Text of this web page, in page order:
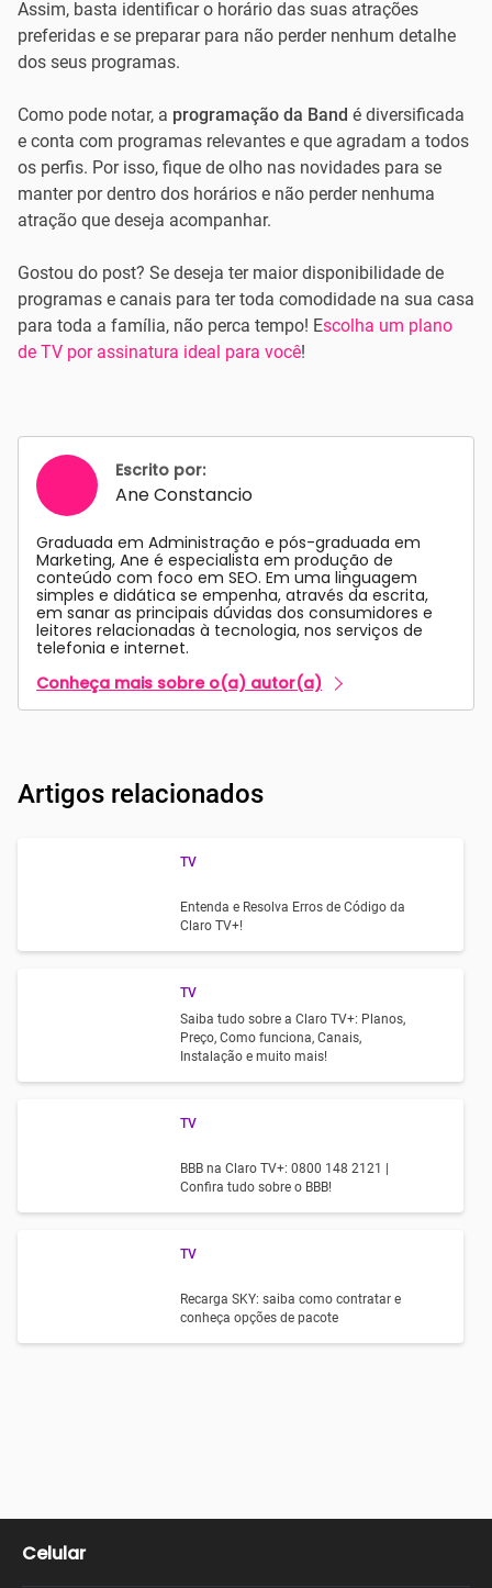
Assim, basta identificar o horário das suas atrações
preferidas e se preparar para não perder nenhum detalhe
dos seus programas.
Como pode notar, a programação da Band é diversificada
e conta com programas relevantes e que agradam a todos
os perfis. Por isso, fique de olho nas novidades para se
manter por dentro dos horários e não perder nenhuma
atração que deseja acompanhar.
Gostou do post? Se deseja ter maior disponibilidade de
programas e canais para ter toda comodidade na sua casa
para toda a família, não perca tempo! Escolha um plano
de TV por assinatura ideal para você!
Escrito por:
Ane Constancio
Graduada em Administração e pós-graduada em
Marketing, Ane é especialista em produção de
conteúdo com foco em SEO. Em uma linguagem
simples e didática se empenha, através da escrita,
em sanar as principais dúvidas dos consumidores e
leitores relacionadas à tecnologia, nos serviços de
telefonia e internet.
Conheça mais sobre o(a) autor(a)
Artigos relacionados
TV
Entenda e Resolva Erros de Código da
Claro TV+!
TV
Saiba tudo sobre a Claro TV+: Planos,
Preço, Como funciona, Canais,
Instalação e muito mais!
TV
BBB na Claro TV+: 0800 148 2121 |
Confira tudo sobre o BBB!
TV
Recarga SKY: saiba como contratar e
conheça opções de pacote
Celular